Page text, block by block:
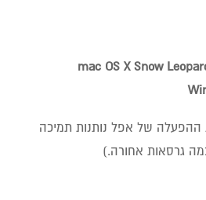
mac OS X Snow
ההפעלה של אפל נותנות תמיכה